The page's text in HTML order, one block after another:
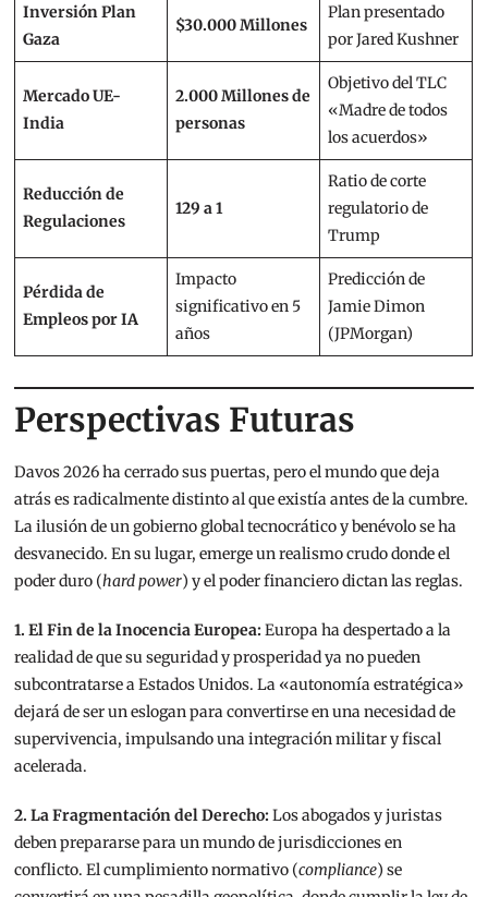
Inversión Plan
Gaza
$30.000 Millones
Plan presentado
por Jared Kushner
Mercado UE-
India
2.000 Millones de
personas
Objetivo del TLC
«Madre de todos
los acuerdos»
Reducción de
Regulaciones
129 a 1
Ratio de corte
regulatorio de
Trump
Pérdida de
Empleos por IA
Impacto
significativo en 5
años
Predicción de
Jamie Dimon
(JPMorgan)
Perspectivas Futuras
Davos 2026 ha cerrado sus puertas, pero el mundo que deja
atrás es radicalmente distinto al que existía antes de la cumbre.
La ilusión de un gobierno global tecnocrático y benévolo se ha
desvanecido. En su lugar, emerge un realismo crudo donde el
poder duro (hard power) y el poder financiero dictan las reglas.
1. El Fin de la Inocencia Europea:Europa ha despertado a la
realidad de que su seguridad y prosperidad ya no pueden
subcontratarse a Estados Unidos. La «autonomía estratégica»
dejará de ser un eslogan para convertirse en una necesidad de
supervivencia, impulsando una integración militar y fiscal
acelerada.
2. La Fragmentación del Derecho:Los abogados y juristas
deben prepararse para un mundo de jurisdicciones en
conflicto. El cumplimiento normativo (compliance) se